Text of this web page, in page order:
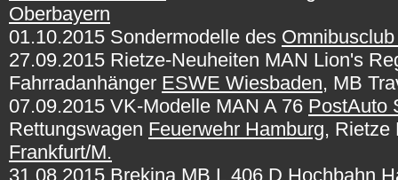
Oberbayern
01.10.2015 Sondermodelle des
27.09.2015 Rietze-Neuheiten MAN Lion's
Fahrradanhänger ESWE Wiesbaden, MB
07.09.2015 VK-Modelle MAN A 76 PostAuto
Rettungswagen Feuerwehr Hamburg, Rietze
Frankfurt/M.
31.08.2015 Brekina MB L 406 D Hochbahn